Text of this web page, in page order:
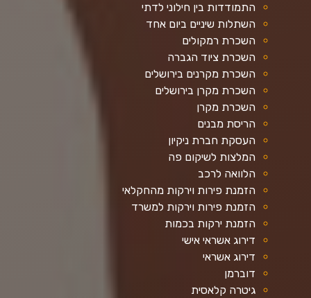
התמודדות בין חילוני לדתי
השתלות שיניים ביום אחד
השכרת רמקולים
השכרת ציוד הגברה
השכרת מקרנים בירושלים
השכרת מקרן בירושלים
השכרת מקרן
הריסת מבנים
העסקת חברת ניקיון
המלצות לשיקום פה
הלוואה לרכב
הזמנת פירות וירקות מהחקלאי
הזמנת פירות וירקות למשרד
הזמנת ירקות בכמות
דירוג אשראי אישי
דירוג אשראי
דוברמן
גיטרה קלאסית